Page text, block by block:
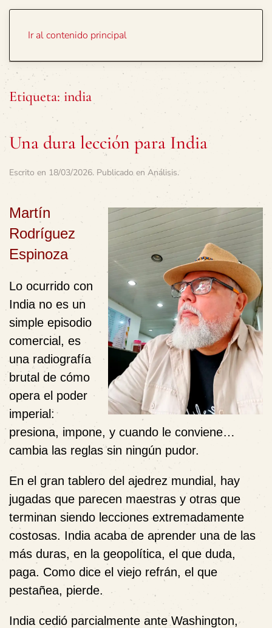
Ir al contenido principal
Etiqueta: india
Una dura lección para India
Escrito en 18/03/2026. Publicado en Análisis.
Martín
Rodríguez
Espinoza
Lo ocurrido con
India no es un
simple episodio
comercial, es
una radiografía
brutal de cómo
opera el poder
imperial:
presiona, impone, y cuando le conviene…
cambia las reglas sin ningún pudor.
En el gran tablero del ajedrez mundial, hay
jugadas que parecen maestras y otras que
terminan siendo lecciones extremadamente
costosas. India acaba de aprender una de las
más duras, en la geopolítica, el que duda,
paga. Como dice el viejo refrán, el que
pestañea, pierde.
India cedió parcialmente ante Washington,